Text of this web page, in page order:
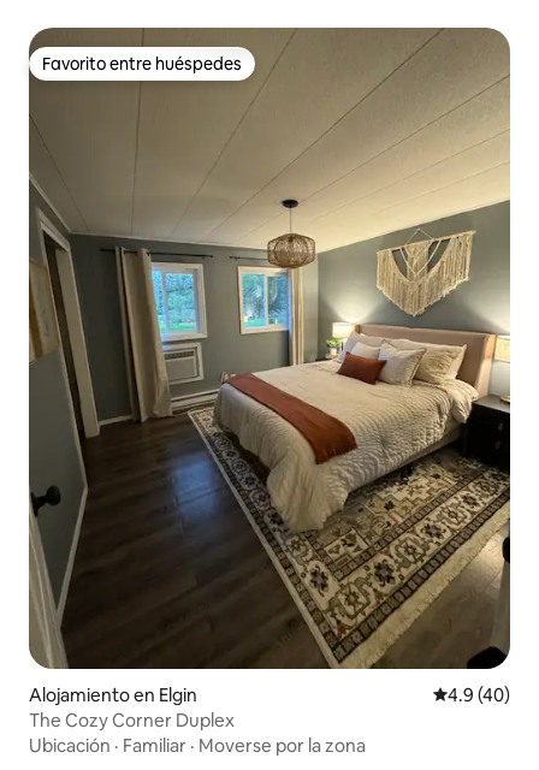
Favorito entre huéspedes
Favorito entre huéspedes
Alojamiento en Elgin Calificación
4.9 (40)
The Cozy Corner Duplex
Ubicación · Familiar · Moverse por la zona